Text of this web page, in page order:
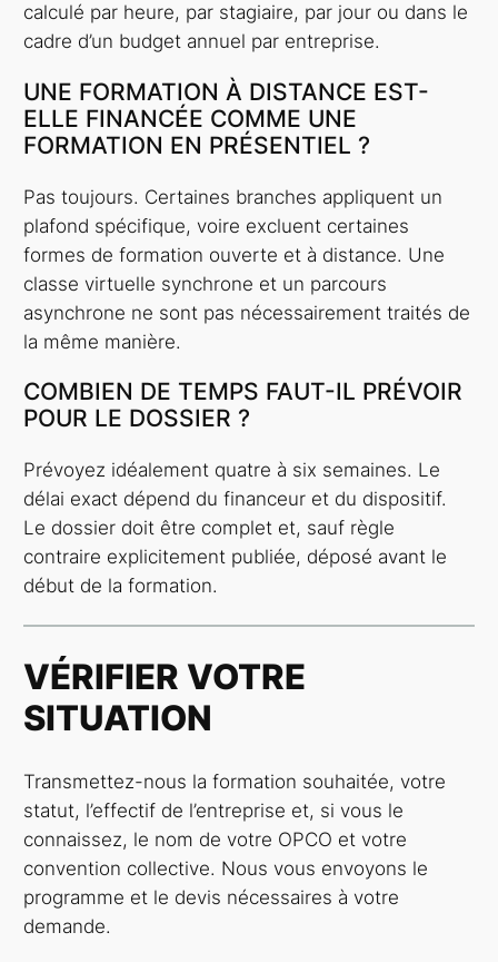
calculé par heure, par stagiaire, par jour ou dans le
cadre d’un budget annuel par entreprise.
UNE FORMATION À DISTANCE EST-
ELLE FINANCÉE COMME UNE
FORMATION EN PRÉSENTIEL ?
Pas toujours. Certaines branches appliquent un
plafond spécifique, voire excluent certaines
formes de formation ouverte et à distance. Une
classe virtuelle synchrone et un parcours
asynchrone ne sont pas nécessairement traités de
la même manière.
COMBIEN DE TEMPS FAUT-IL PRÉVOIR
POUR LE DOSSIER ?
Prévoyez idéalement quatre à six semaines. Le
délai exact dépend du financeur et du dispositif.
Le dossier doit être complet et, sauf règle
contraire explicitement publiée, déposé avant le
début de la formation.
VÉRIFIER VOTRE
SITUATION
Transmettez-nous la formation souhaitée, votre
statut, l’effectif de l’entreprise et, si vous le
connaissez, le nom de votre OPCO et votre
convention collective. Nous vous envoyons le
programme et le devis nécessaires à votre
demande.